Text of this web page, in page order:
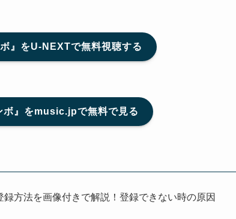
』をU-NEXTで無料視聴する
ボ』をmusic.jpで無料で見る
方法を画像付きで解説！登録できない時の原因